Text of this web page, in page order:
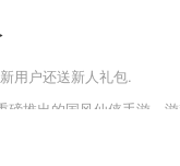
用户还送新人礼包.
磅推出的国风仙侠手游，
受战斗的乐趣，感受跨速
，屠魔传奇官方安卓版